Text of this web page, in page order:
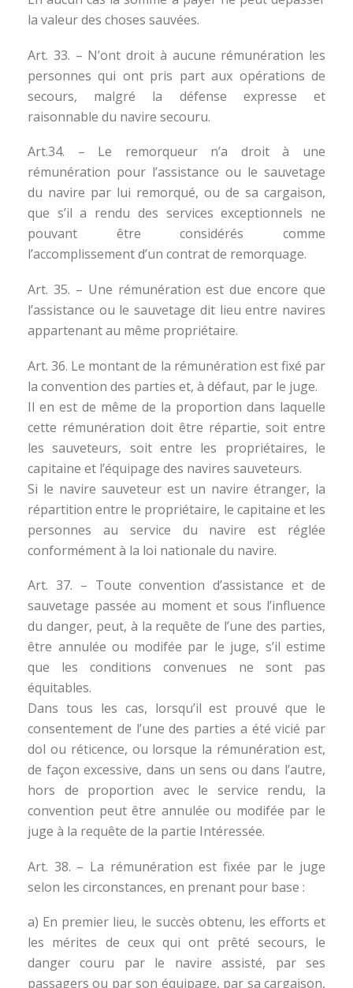
la valeur des choses sauvées.
Art. 33. – N’ont droit à aucune rémunération les
personnes qui ont pris part aux opérations de
secours, malgré la défense expresse et
raisonnable du navire secouru.
Art.34. – Le remorqueur n’a droit à une
rémunération pour l’assistance ou le sauvetage
du navire par lui remorqué, ou de sa cargaison,
que s’il a rendu des services exceptionnels ne
pouvant être considérés comme
l’accomplissement d’un contrat de remorquage.
Art. 35. – Une rémunération est due encore que
l’assistance ou le sauvetage dit lieu entre navires
appartenant au même propriétaire.
Art. 36. Le montant de la rémunération est fixé par
la convention des parties et, à défaut, par le juge.
Il en est de même de la proportion dans laquelle
cette rémunération doit être répartie, soit entre
les sauveteurs, soit entre les propriétaires, le
capitaine et l’équipage des navires sauveteurs.
Si le navire sauveteur est un navire étranger, la
répartition entre le propriétaire, le capitaine et les
personnes au service du navire est réglée
conformément à la loi nationale du navire.
Art. 37. – Toute convention d’assistance et de
sauvetage passée au moment et sous l’influence
du danger, peut, à la requête de l’une des parties,
être annulée ou modifée par le juge, s’il estime
que les conditions convenues ne sont pas
équitables.
Dans tous les cas, lorsqu’il est prouvé que le
consentement de l’une des parties a été vicié par
dol ou réticence, ou lorsque la rémunération est,
de façon excessive, dans un sens ou dans l’autre,
hors de proportion avec le service rendu, la
convention peut être annulée ou modifée par le
juge à la requête de la partie Intéressée.
Art. 38. – La rémunération est fixée par le juge
selon les circonstances, en prenant pour base :
a) En premier lieu, le succès obtenu, les efforts et
les mérites de ceux qui ont prêté secours, le
danger couru par le navire assisté, par ses
passagers ou par son équipage, par sa cargaison,